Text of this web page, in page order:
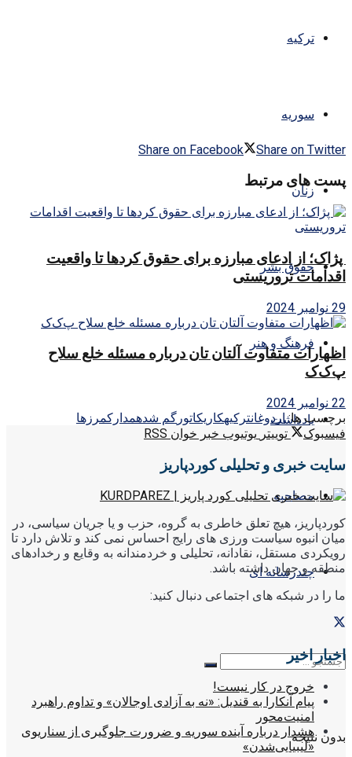
ترکیه
سوریه
زنان
حقوق بشر
فرهنگ و هنر
یادداشت
مصاحبه
چندرسانه ای
بدون نتیجه
Share on Facebook Share on Twitter
پست های مرتبط
پژاک؛ از ادعای مبارزه برای حقوق کردها تا واقعیت
اقدامات تروریستی
29 نوامبر 2024
اظهارات متفاوت آلتان تان درباره مسئله خلع سلاح
پ‌ک‌ک
22 نوامبر 2024
برچسب ها: اردوغانترکیهکاریکاتور گم شدهمدارکمرزها
فیسبوک
توییتر یوتیوب خبر خوان RSS
سایت خبری و تحلیلی کوردپاریز
کوردپاریز، هیچ تعلق خاطری به گروه، حزب و یا جریان سیاسی، در
میان انبوه سیاست ورزی های رایج احساس نمی کند و تلاش دارد تا
رویکردی مستقل، نقادانه، تحلیلی و خردمندانه به وقایع و رخدادهای
منطقه و جهان داشته باشد.
ما را در شبکه های اجتماعی دنبال کنید:
اخبار اخیر
خروج در کار نیست!
پیام آنکارا به قندیل: «نه به آزادی اوجالان» و تداوم راهبرد
امنیت‌محور
هشدار درباره آینده سوریه و ضرورت جلوگیری از سناریوی
«لیبیایی‌شدن»